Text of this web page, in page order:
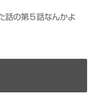
話の第５話なんかよ